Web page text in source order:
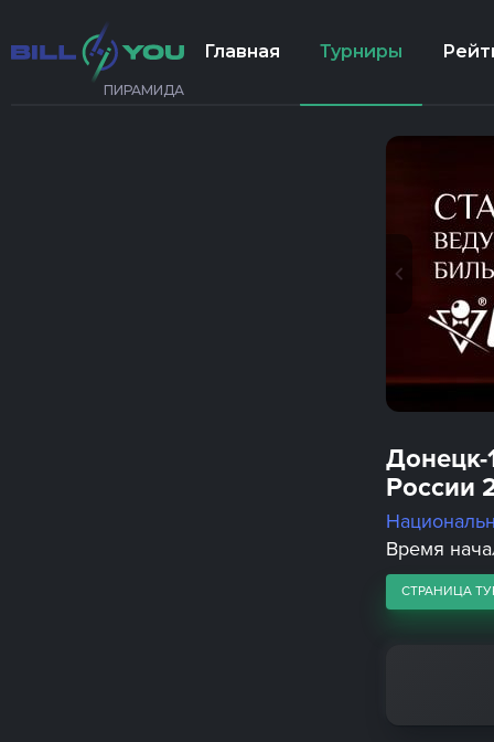
ПИРАМИДА
Главная Турниры
Донецк-
России
Время
СТРАНИЦА